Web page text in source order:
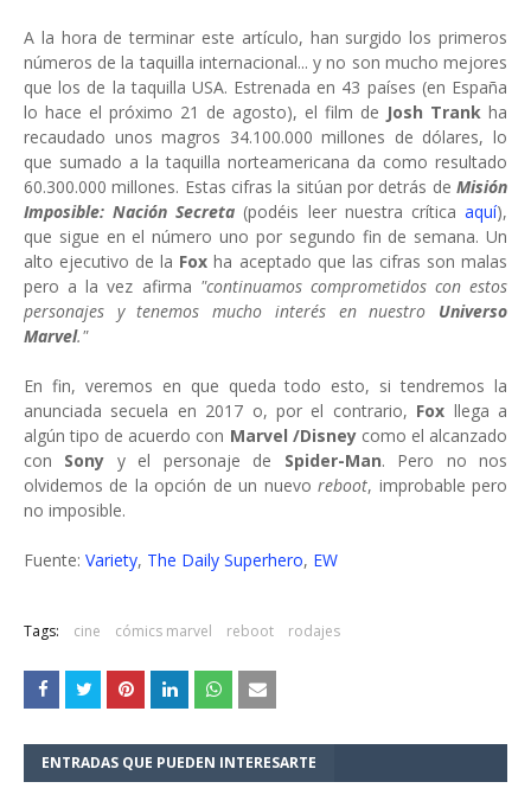
A la hora de terminar este artículo, han surgido los primeros
números de la taquilla internacional... y no son mucho mejores
que los de la taquilla USA. Estrenada en 43 países (en España
lo hace el próximo 21 de agosto), el film de Josh Trank ha
recaudado unos magros 34.100.000 millones de dólares, lo
que sumado a la taquilla norteamericana da como resultado
60.300.000 millones. Estas cifras la sitúan por detrás de Misión
Imposible: Nación Secreta (podéis leer nuestra críticaaquí),
que sigue en el número uno por segundo fin de semana. Un
alto ejecutivo de la Foxha aceptado que las cifras son malas
pero a la vez afirma "continuamos comprometidos con estos
personajes y tenemos mucho interés en nuestro Universo
Marvel."
En fin, veremos en que queda todo esto, si tendremos la
anunciada secuela en 2017 o, por el contrario, Fox llega a
algún tipo de acuerdo con Marvel /Disneycomo el alcanzado
con Sony y el personaje de Spider-Man. Pero no nos
olvidemos de la opción de un nuevoreboot, improbable pero
no imposible.
Fuente: Variety, The Daily Superhero, EW
Tags: cine cómics marvel reboot rodajes
ENTRADAS QUE PUEDEN INTERESARTE